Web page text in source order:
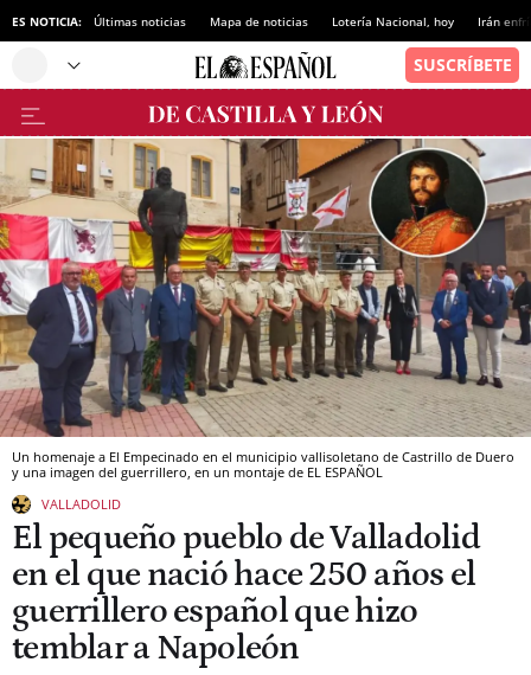
ES NOTICIA: Últimas noticias Mapa de noticias Lotería Nacional, hoy Irán
Un homenaje a El Empecinado en el municipio vallisoletano de Castrillo de Duero
y una imagen del guerrillero, en un montaje de EL ESPAÑOL
VALLADOLID
El pequeño pueblo de Valladolid
en el que nació hace 250 años el
guerrillero español que hizo
temblar a Napoleón